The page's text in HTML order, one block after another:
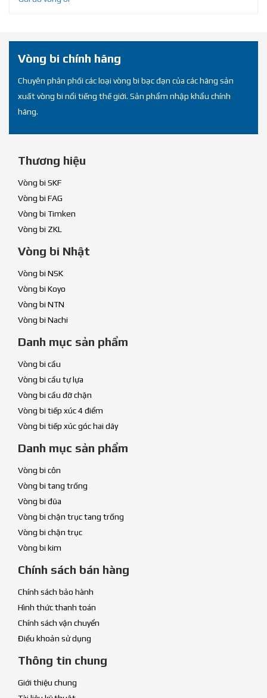
Vòng bi chính hãng
Chuyên phân phối các loại vòng bi bạc đạn của các hãng sản
xuất vòng bi nổi tiếng thế giới. Sản phẩm nhập khẩu chính
hãng.
Thương hiệu
Vòng bi SKF
Vòng bi FAG
Vòng bi Timken
Vòng bi ZKL
Vòng bi Nhật
Vòng bi NSK
Vòng bi Koyo
Vòng bi NTN
Vòng bi Nachi
Danh mục sản phẩm
Vòng bi cầu
Vòng bi cầu tự lựa
Vòng bi cầu đỡ chặn
Vòng bi tiếp xúc 4 điểm
Vòng bi tiếp xúc góc hai dãy
Danh mục sản phẩm
Vòng bi côn
Vòng bi tang trống
Vòng bi đũa
Vòng bi chặn trục tang trống
Vòng bi chặn trục
Vòng bi kim
Chính sách bán hàng
Chính sách bảo hành
Hình thức thanh toán
Chính sách vận chuyển
Điều khoản sử dụng
Thông tin chung
Giới thiệu chung